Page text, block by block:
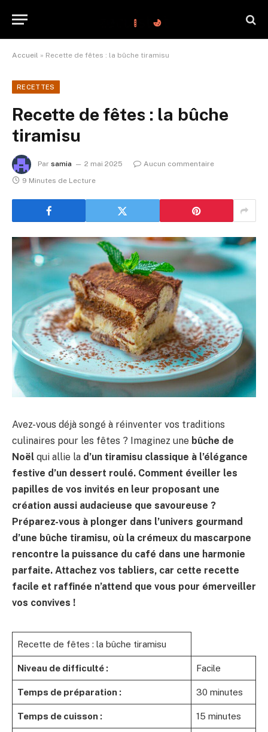
Accueil » Recette de fêtes : la bûche tiramisu
RECETTES
Recette de fêtes : la bûche
tiramisu
Par samia 2 mai 2025
Aucun commentaire
9 Minutes de Lecture
Avez-vous déjà songé à réinventer vos traditions
culinaires pour les fêtes ? Imaginez une bûche de
Noël qui allie la d’un tiramisu classique à l’élégance
festive d’un dessert roulé. Comment éveiller les
papilles de vos invités en leur proposant une
création aussi audacieuse que savoureuse ?
Préparez-vous à plonger dans l’univers gourmand
d’une bûche tiramisu, où la crémeux du mascarpone
rencontre la puissance du café dans une harmonie
parfaite. Attachez vos tabliers, car cette recette
facile et raffinée n’attend que vous pour émerveiller
vos convives !
Recette de fêtes : la bûche tiramisu
Niveau de difficulté : Facile
Temps de préparation : 30 minutes
Temps de cuisson : 15 minutes